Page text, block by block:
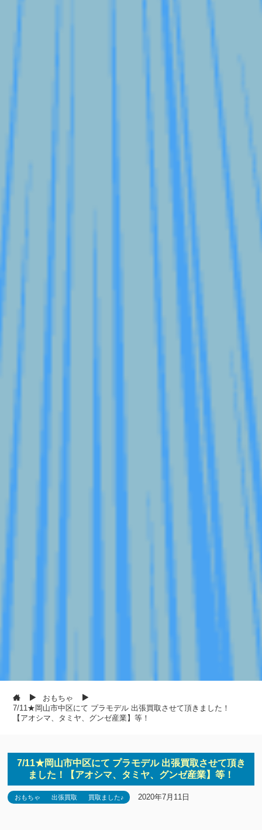
おもちゃ
7/11★岡山市中区にて プラモデル 出張買取させて頂きました！
【アオシマ、タミヤ、グンゼ産業】等！
7/11★岡山市中区にて プラモデル 出張買取させて頂き
ました！【アオシマ、タミヤ、グンゼ産業】等！
おもちゃ 出張買取 買取ました♪ 2020年7月11日